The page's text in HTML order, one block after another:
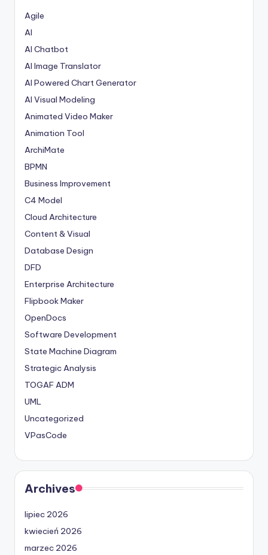
Agile
AI
AI Chatbot
AI Image Translator
AI Powered Chart Generator
AI Visual Modeling
Animated Video Maker
Animation Tool
ArchiMate
BPMN
Business Improvement
C4 Model
Cloud Architecture
Content & Visual
Database Design
DFD
Enterprise Architecture
Flipbook Maker
OpenDocs
Software Development
State Machine Diagram
Strategic Analysis
TOGAF ADM
UML
Uncategorized
VPasCode
Archives
lipiec 2026
kwiecień 2026
marzec 2026